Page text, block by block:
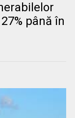
până în